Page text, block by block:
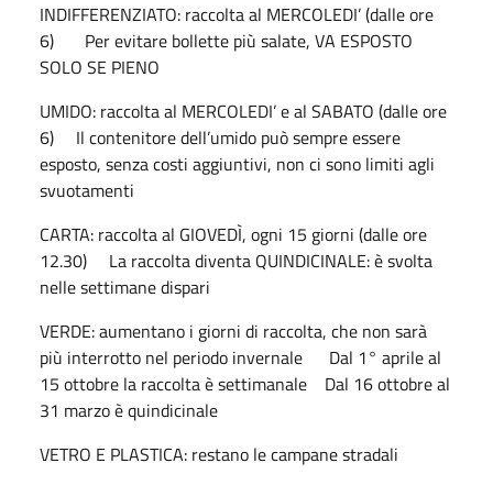
INDIFFERENZIATO: raccolta al MERCOLEDI’ (dalle ore
6) Per evitare bollette più salate, VA ESPOSTO
SOLO SE PIENO
UMIDO: raccolta al MERCOLEDI’ e al SABATO (dalle ore
6) Il contenitore dell’umido può sempre essere
esposto, senza costi aggiuntivi, non ci sono limiti agli
svuotamenti
CARTA: raccolta al GIOVEDÌ, ogni 15 giorni (dalle ore
12.30) La raccolta diventa QUINDICINALE: è svolta
nelle settimane dispari
VERDE: aumentano i giorni di raccolta, che non sarà
più interrotto nel periodo invernale Dal 1° aprile al
15 ottobre la raccolta è settimanale Dal 16 ottobre al
31 marzo è quindicinale
VETRO E PLASTICA: restano le campane stradali